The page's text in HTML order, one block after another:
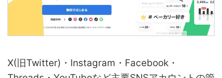
X(旧Twitter)・Instagram・Facebook・